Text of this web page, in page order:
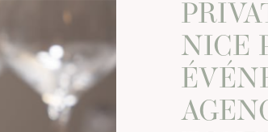
NICE